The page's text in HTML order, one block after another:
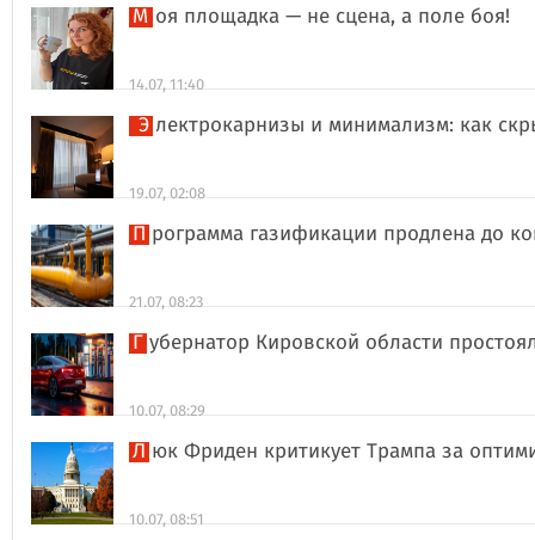
Моя площадка — не сцена, а поле боя!
14.07, 11:40
Электрокарнизы и минимализм: как
19.07, 02:08
Программа газификации продлена до
21.07, 08:23
Губернатор Кировской области
10.07, 08:29
Люк Фриден критикует Трампа за
10.07, 08:51